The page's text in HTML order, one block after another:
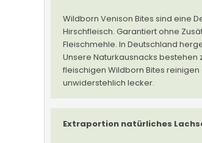
Wildborn Venison Bites sind eine
Hirschfleisch. Garantiert ohne
Fleischmehle. In Deutschland
Unsere Naturkausnacks bestehen
fleischigen Wildborn Bites
unwiderstehlich lecker.
Extraportion natürliches